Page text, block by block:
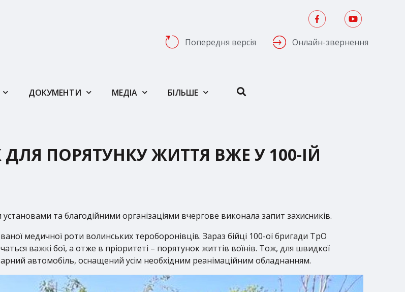
Попередня версія Онлайн-звернення
ДОКУМЕНТИ МЕДІА БІЛЬШЕ
ПОРЯТУНКУ ЖИТТЯ ВЖЕ У 100-ІЙ
та благодійними організаціями вчергове виконала запит захисників.
медичної роти волинських тероборонівців. Зараз бійці 100-ої бригади ТрО
важкі бої, а отже в пріоритеті – порятунок життів воїнів. Тож, для швидкої
автомобіль, оснащений усім необхідним реанімаційним обладнанням.